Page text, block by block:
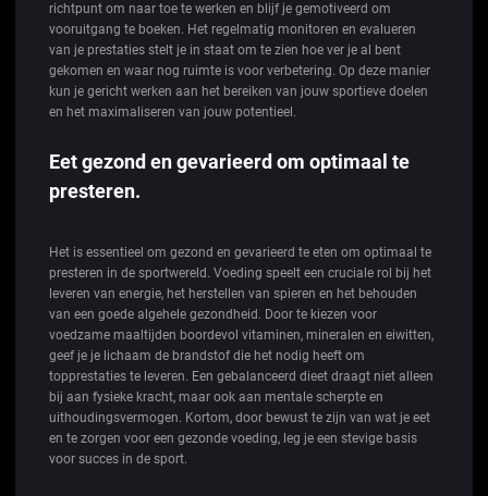
richtpunt om naar toe te werken en blijf je gemotiveerd om
vooruitgang te boeken. Het regelmatig monitoren en evalueren
van je prestaties stelt je in staat om te zien hoe ver je al bent
gekomen en waar nog ruimte is voor verbetering. Op deze manier
kun je gericht werken aan het bereiken van jouw sportieve doelen
en het maximaliseren van jouw potentieel.
Eet gezond en gevarieerd om optimaal te
presteren.
Het is essentieel om gezond en gevarieerd te eten om optimaal te
presteren in de sportwereld. Voeding speelt een cruciale rol bij het
leveren van energie, het herstellen van spieren en het behouden
van een goede algehele gezondheid. Door te kiezen voor
voedzame maaltijden boordevol vitaminen, mineralen en eiwitten,
geef je je lichaam de brandstof die het nodig heeft om
topprestaties te leveren. Een gebalanceerd dieet draagt niet alleen
bij aan fysieke kracht, maar ook aan mentale scherpte en
uithoudingsvermogen. Kortom, door bewust te zijn van wat je eet
en te zorgen voor een gezonde voeding, leg je een stevige basis
voor succes in de sport.